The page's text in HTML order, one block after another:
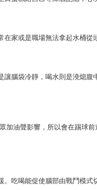
家或是職場無法拿起水桶
腦袋冷靜，喝水則是澆熄腹
油聲影響，所以會在踢球
吃喝能促使腦部由戰鬥模式